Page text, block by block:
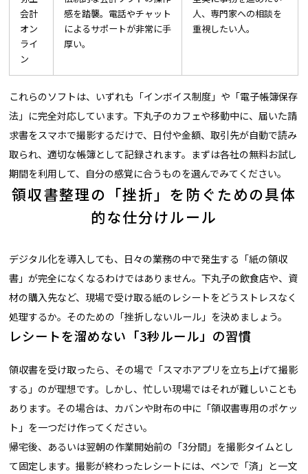
会計
オン
ライ
ン
感を踏襲。電話やチャット
によるサポートが非常に手
厚い。
人、専門家への相談を
重視したい人。
これらのソフトは、いずれも「インボイス制度」や「電子帳簿保存
法」に完全対応しています。下丸子のカフェや移動中に、届いた請
求書をスマホで撮影するだけで、日付や金額、取引先が自動で読み
取られ、適切な帳簿として記録されます。まずは各社の無料お試し
期間を利用して、自分の感覚に合うものを選んでみてください。
領収書整理の「挫折」を防ぐための具体
的な仕分けルール
デジタル化を導入しても、日々の業務の中で発生する「紙の領収
書」が完全になくなるわけではありません。下丸子の飲食店や、資
材の購入先など、現場で受け取る紙のレシートをどうストレスなく
処理するか。そのための「挫折しないルール」を決めましょう。
レシートを溜めない「3秒ルール」の習慣
領収書を受け取ったら、その場で「スマホアプリを立ち上げて撮影
する」のが理想です。しかし、忙しい現場ではそれが難しいことも
あります。その場合は、カバンや財布の中に「領収書専用のポケッ
ト」を一つだけ作ってください。
帰宅後、あるいは翌朝の作業開始前の「3分間」を撮影タイムとし
て固定します。撮影が終わったレシートには、ペンで「済」と一文